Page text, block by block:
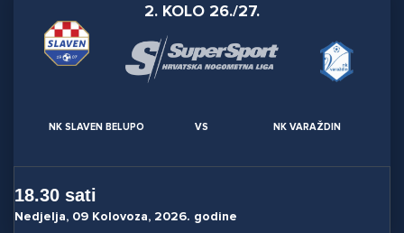
2. KOLO 26./27.
NK SLAVEN BELUPO VS NK VARAŽDIN
18.30 sati
Nedjelja, 09 Kolovoza, 2026. godine